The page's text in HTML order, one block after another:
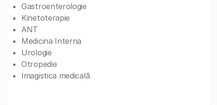
Gastroenterologie
Kinetoterapie
ANT
Medicina Interna
Urologie
Otropedie
Imagistica medicală